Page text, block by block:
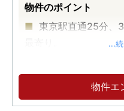
物件のポイント
東京駅直通25分、
埼玉県庁など、官
ア。
全戸3LDK、南西
...
物件エ